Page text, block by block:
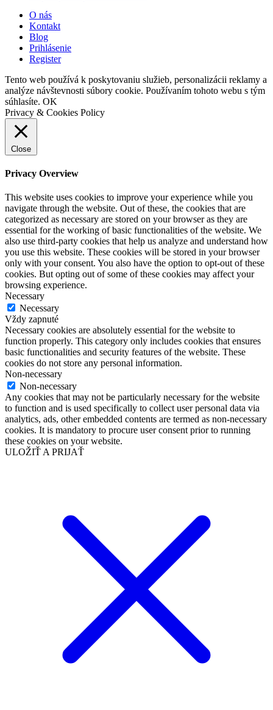
O nás
Kontakt
Blog
Prihlásenie
Register
Tento web používá k poskytovaniu služieb, personalizácii reklamy a
analýze návštevnosti súbory cookie. Používaním tohoto webu s tým
súhlasíte. OK
Privacy & Cookies Policy
Close
Privacy Overview
This website uses cookies to improve your experience while you
navigate through the website. Out of these, the cookies that are
categorized as necessary are stored on your browser as they are
essential for the working of basic functionalities of the website. We
also use third-party cookies that help us analyze and understand how
you use this website. These cookies will be stored in your browser
only with your consent. You also have the option to opt-out of these
cookies. But opting out of some of these cookies may affect your
browsing experience.
Necessary
Necessary
Vždy zapnuté
Necessary cookies are absolutely essential for the website to
function properly. This category only includes cookies that ensures
basic functionalities and security features of the website. These
cookies do not store any personal information.
Non-necessary
Non-necessary
Any cookies that may not be particularly necessary for the website
to function and is used specifically to collect user personal data via
analytics, ads, other embedded contents are termed as non-necessary
cookies. It is mandatory to procure user consent prior to running
these cookies on your website.
ULOŽIŤ A PRIJAŤ